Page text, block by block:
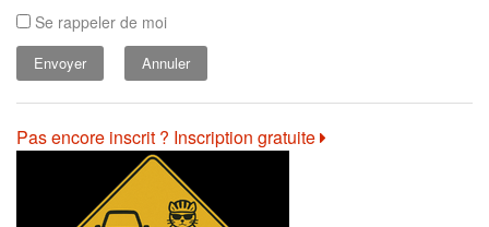
Se rappeler de moi
Annuler
Pas encore inscrit ? Inscription gratuite